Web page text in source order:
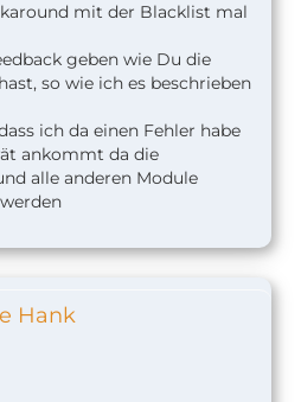
mit der Blacklist mal
geben wie Du die
so wie ich es beschrieben
ich da einen Fehler habe
ankommt da die
alle anderen Module
Hank